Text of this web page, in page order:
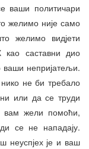
ваши политичари
желимо није само
желимо видјети
као саставни дио
ваши непријатељи.
не би требало
или да се труди
вам жели помоћи,
се не нападају.
неуспјех је и ваш